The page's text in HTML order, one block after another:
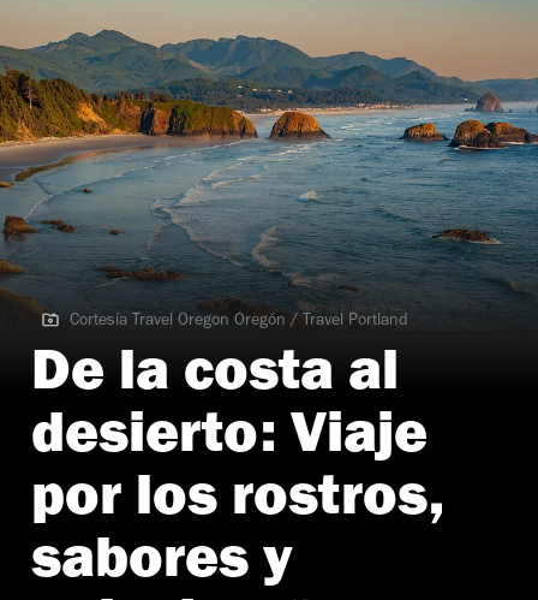
Cortesía Travel Oregon Oregón / Travel Portland
Cortesía Travel Oregon Oregón / Travel Portland
De la costa al
desierto: Viaje
por los rostros,
sabores y